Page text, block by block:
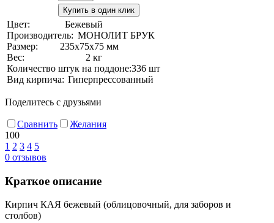
Купить в один клик
Цвет:
Бежевый
Производитель: МОНОЛИТ БРУК
Размер:
235х75х75 мм
Вес:
2 кг
Количество штук на поддоне:336 шт
Вид кирпича: Гиперпрессованный
Поделитесь с друзьями
Сравнить
Желания
100
1 2 3 4 5
0 отзывов
Краткое описание
Кирпич КАЯ бежевый (облицовочный, для заборов и
столбов)